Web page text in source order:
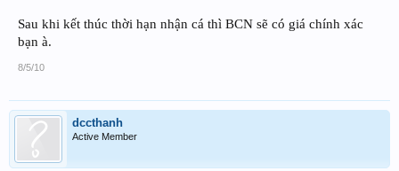
Sau khi kết thúc thời hạn nhận cá thì BCN sẽ có giá chính xác
bạn à.
8/5/10
dccthanh
Active Member